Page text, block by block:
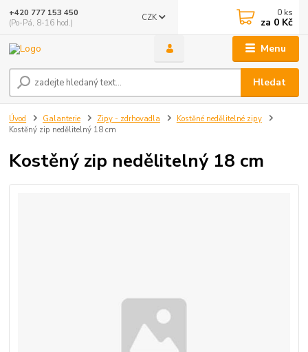
Menu
CZK
Hledat
+420 777 153 450
(Po-Pá, 8-16 hod.)
0 ks
za 0 Kč
Úvod Galanterie Zipy - zdrhovadla
Kostěné nedělitelné zipy
Kostěný zip nedělitelný 18 cm
Kostěný zip nedělitelný 18 cm